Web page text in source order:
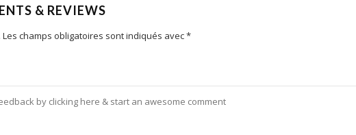
& REVIEWS
Les champs obligatoires sont indiqués avec*